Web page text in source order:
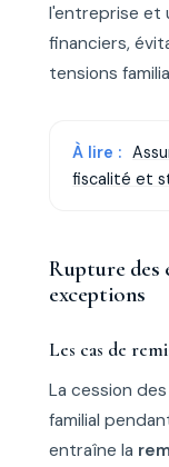
l'entreprise et
financiers,
tensions
À lire :
fiscalité et
Rupture des
exceptions
Les cas de
La cession
familial
entraîne la